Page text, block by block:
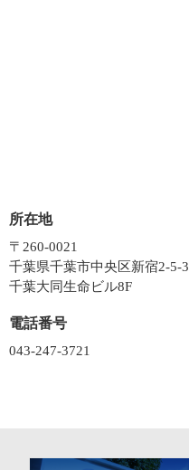
所在地
〒260-0021
千葉県千葉市中央区新宿2-5-3
千葉大同生命ビル8F
電話番号
043-247-3721